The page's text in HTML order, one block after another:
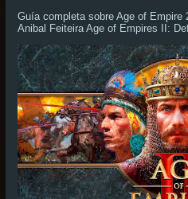
Guía completa sobre Age of
Anibal Feiteira Age of Empires II: